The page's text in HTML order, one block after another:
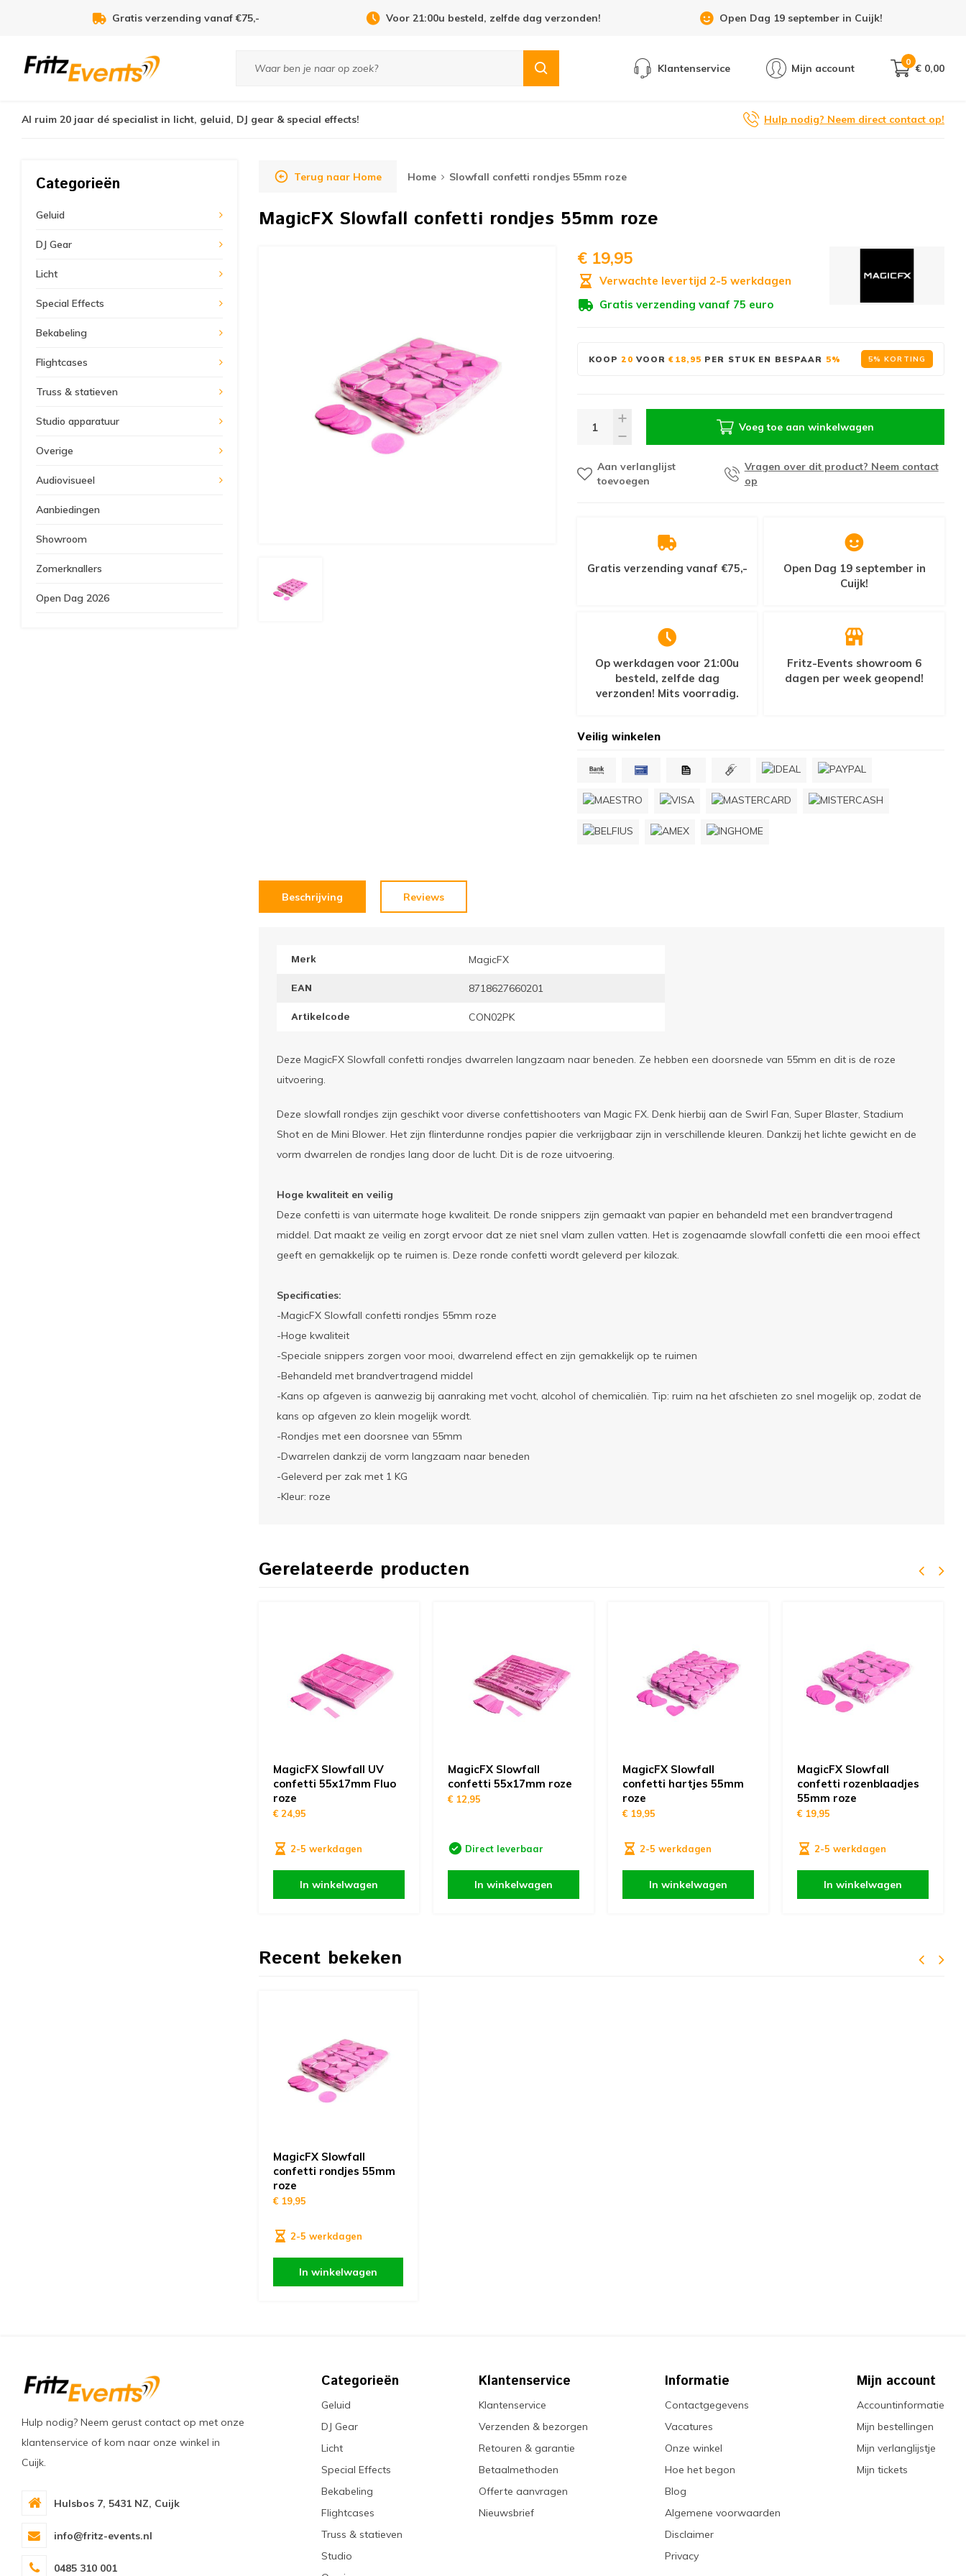
Voor 21:00u besteld, zelfde dag verzonden! Open Dag 19 september in Cuijk! Showroom 6 dagen per week geopend!
Klantenservice Mijn account
0
€ 0,00
Al ruim 20 jaar dé specialist in licht, geluid, DJ gear & special effects! Hulp nodig? Neem direct contact op!
Categorieën
Geluid
DJ Gear
Licht
Special Effects
Bekabeling
Flightcases
Truss & statieven
Studio apparatuur
Overige
Audiovisueel
Aanbiedingen
Showroom
Zomerknallers
Open Dag 2026
Terug naar Home Home Slowfall confetti rondjes 55mm roze
MagicFX Slowfall confetti rondjes 55mm roze
€ 19,95
Verwachte levertijd 2-5 werkdagen
Gratis verzending vanaf 75 euro
KOOP 20 VOOR€18,95 PER STUK EN BESPAAR 5% 5% KORTING
Voeg toe aan winkelwagen
Aan verlanglijst
toevoegen
Vragen over dit product? Neem contact
op
Gratis verzending vanaf €75,-
Open Dag 19 september in
Cuijk!
Op werkdagen voor 21:00u
besteld, zelfde dag
verzonden! Mits voorradig.
Fritz-Events showroom 6
dagen per week geopend!
Veilig winkelen
Beschrijving Reviews
Merk MagicFX
EAN 8718627660201
Artikelcode CON02PK
Deze MagicFX Slowfall confetti rondjes dwarrelen langzaam naar beneden. Ze hebben een doorsnede van 55mm en dit is de roze
uitvoering.
Deze slowfall rondjes zijn geschikt voor diverse confettishooters van Magic FX. Denk hierbij aan de Swirl Fan, Super Blaster, Stadium
Shot en de Mini Blower. Het zijn flinterdunne rondjes papier die verkrijgbaar zijn in verschillende kleuren. Dankzij het lichte gewicht en de
vorm dwarrelen de rondjes lang door de lucht. Dit is de roze uitvoering.
Hoge kwaliteit en veilig
Deze confetti is van uitermate hoge kwaliteit. De ronde snippers zijn gemaakt van papier en behandeld met een brandvertragend
middel. Dat maakt ze veilig en zorgt ervoor dat ze niet snel vlam zullen vatten. Het is zogenaamde slowfall confetti die een mooi effect
geeft en gemakkelijk op te ruimen is. Deze ronde confetti wordt geleverd per kilozak.
Specificaties:
-MagicFX Slowfall confetti rondjes 55mm roze
-Hoge kwaliteit
-Speciale snippers zorgen voor mooi, dwarrelend effect en zijn gemakkelijk op te ruimen
-Behandeld met brandvertragend middel
-Kans op afgeven is aanwezig bij aanraking met vocht, alcohol of chemicaliën. Tip: ruim na het afschieten zo snel mogelijk op, zodat de
kans op afgeven zo klein mogelijk wordt.
-Rondjes met een doorsnee van 55mm
-Dwarrelen dankzij de vorm langzaam naar beneden
-Geleverd per zak met 1 KG
-Kleur: roze
Gerelateerde producten
MagicFX Slowfall UV
confetti 55x17mm Fluo
roze
€ 24,95
2-5 werkdagen
In winkelwagen
MagicFX Slowfall
confetti 55x17mm roze
€ 12,95
Direct leverbaar
In winkelwagen
MagicFX Slowfall
confetti hartjes 55mm
roze
€ 19,95
2-5 werkdagen
In winkelwagen
MagicFX Slowfall
confetti rozenblaadjes
55mm roze
€ 19,95
2-5 werkdagen
In winkelwagen
Recent bekeken
MagicFX Slowfall
confetti rondjes 55mm
roze
€ 19,95
2-5 werkdagen
In winkelwagen
Hulp nodig? Neem gerust contact op met onze
klantenservice of kom naar onze winkel in
Cuijk.
Hulsbos 7, 5431 NZ, Cuijk
info@fritz-events.nl
0485 310 001
Categorieën
Geluid
DJ Gear
Licht
Special Effects
Bekabeling
Flightcases
Truss & statieven
Studio
Klantenservice
Klantenservice
Verzenden & bezorgen
Retouren & garantie
Betaalmethoden
Offerte aanvragen
Nieuwsbrief
Informatie
Contactgegevens
Vacatures
Onze winkel
Hoe het begon
Blog
Algemene voorwaarden
Disclaimer
Privacy
Mijn account
Accountinformatie
Mijn bestellingen
Mijn verlanglijstje
Mijn tickets